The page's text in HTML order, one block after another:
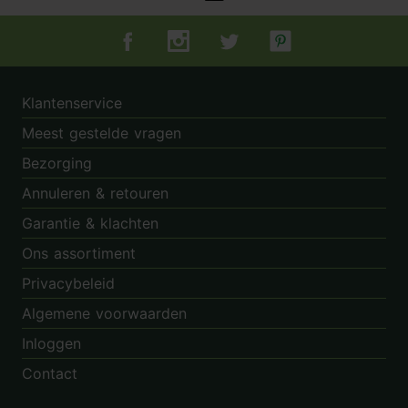
Tuincentrum.nl op Facebook
Tuincentrum.nl op Instagram
Tuincentrum.nl op Twitter
Tuincentrum.nl op
Klantenservice
Meest gestelde vragen
Bezorging
Annuleren & retouren
Garantie & klachten
Ons assortiment
Privacybeleid
Algemene voorwaarden
Inloggen
Contact